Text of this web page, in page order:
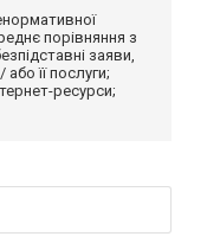
порівняння з
заяви,
її послуги;
ресурси;